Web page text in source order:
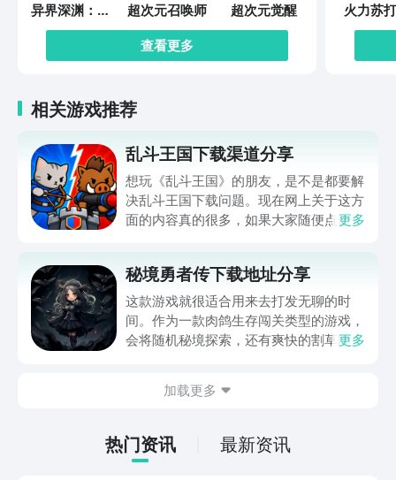
异界深渊：觉
醒
超次元召唤师
超次元觉醒
查看更多
火力苏
相关游戏推荐
乱斗王国下载渠道分享
想玩《乱斗王国》的朋友，是不是都要解
决乱斗王国下载问题。现在网上关于这方
面的内容真的很多，如果大家随便点击陌
app进行下载会更加方便，九游是手游福
利最多的游戏平台，在这里不仅能够看到
游戏资源，还能及时查看后续的消息、活
动内容等相关信息。
更多
秘境勇者传下载地址分享
这款游戏就很适合用来去打发无聊的时
间。作为一款肉鸽生存闯关类型的游戏，
会将随机秘境探索，还有爽快的割草闯关
接就可以下载。游戏的上手门槛还是比较
打发无聊的时间，可玩性真的比较高。
更多
加载更多
热门资讯 最新资讯